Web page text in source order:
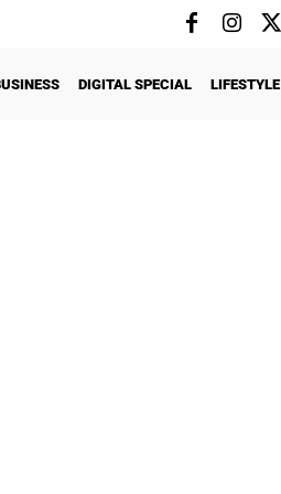
DIGITAL SPECIAL LIFESTYLE